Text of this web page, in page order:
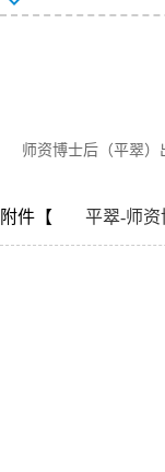
师资博士后（平翠）
附件【 平翠-师资